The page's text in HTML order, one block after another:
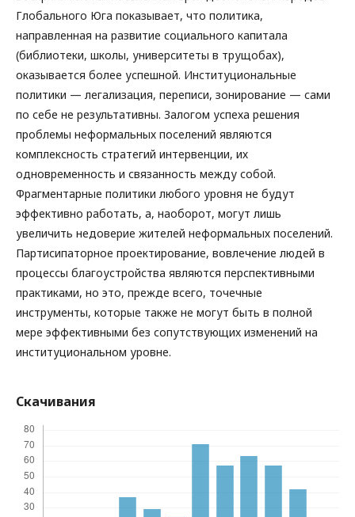
Глобального Юга показывает, что политика,
направленная на развитие социального капитала
(библиотеки, школы, университеты в трущобах),
оказывается более успешной. Институциональные
политики — легализация, переписи, зонирование — сами
по себе не результативны. Залогом успеха решения
проблемы неформальных поселений являются
комплексность стратегий интервенции, их
одновременность и связанность между собой.
Фрагментарные политики любого уровня не будут
эффективно работать, а, наоборот, могут лишь
увеличить недоверие жителей неформальных поселений.
Партисипаторное проектирование, вовлечение людей в
процессы благоустройства являются перспективными
практиками, но это, прежде всего, точечные
инструменты, которые также не могут быть в полной
мере эффективными без сопутствующих изменений на
институциональном уровне.
Скачивания